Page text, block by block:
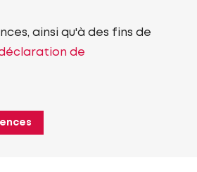
ainsi qu'à des fins de
de